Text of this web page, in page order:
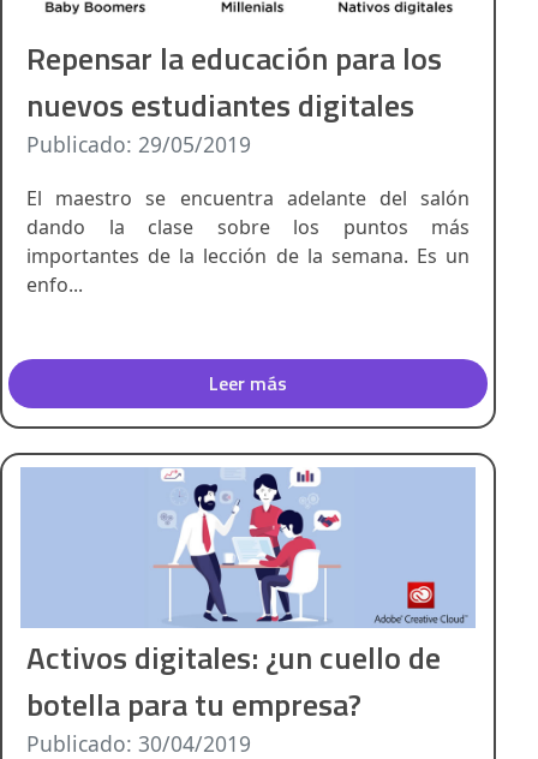
Repensar la educación para los
nuevos estudiantes digitales
Publicado: 29/05/2019
El maestro se encuentra adelante del salón
dando la clase sobre los puntos más
importantes de la lección de la semana. Es un
enfo...
Leer más
Activos digitales: ¿un cuello de
botella para tu empresa?
Publicado: 30/04/2019